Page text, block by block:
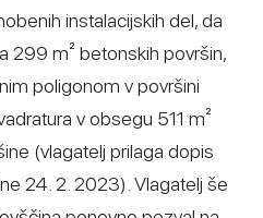
instalacijskih del, da
299 m² betonskih površin,
poligonom v površini
v obsegu 511 m²
(vlagatelj prilaga dopis
24. 2. 2023). Vlagatelj še